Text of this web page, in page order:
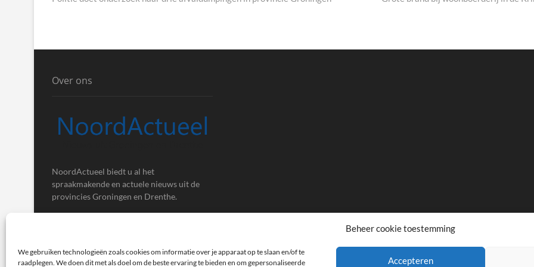
Beheer cookie toestemming
We gebruiken technologieën zoals cookies om informatie over je apparaat op te slaan en/of te
raadplegen. We doen dit met als doel om de beste ervaring te bieden en om gepersonaliseerde
Accepteren
Over ons
NoordActueel biedt u al het
spraakmakende en actuele nieuws uit de
provincies Groningen en Drenthe.
facebooktwitter instagram